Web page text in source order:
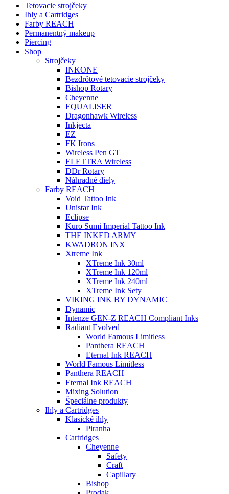
Tetovacie strojčeky
Ihly a Cartridges
Farby REACH
Permanentný makeup
Piercing
Shop
Strojčeky
INKONE
Bezdrôtové tetovacie strojčeky
Bishop Rotary
Cheyenne
EQUALISER
Dragonhawk Wireless
Inkjecta
EZ
FK Irons
Wireless Pen GT
ELETTRA Wireless
DDr Rotary
Náhradné diely
Farby REACH
Void Tattoo Ink
Unistar Ink
Eclipse
Kuro Sumi Imperial Tattoo Ink
THE INKED ARMY
KWADRON INX
Xtreme Ink
XTreme Ink 30ml
XTreme Ink 120ml
XTreme Ink 240ml
XTreme Ink Sety
VIKING INK BY DYNAMIC
Dynamic
Intenze GEN-Z REACH Compliant Inks
Radiant Evolved
World Famous Limitless
Panthera REACH
Eternal Ink REACH
World Famous Limitless
Panthera REACH
Eternal Ink REACH
Mixing Solution
Špeciálne produkty
Ihly a Cartridges
Klasické ihly
Piranha
Cartridges
Cheyenne
Safety
Craft
Capillary
Bishop